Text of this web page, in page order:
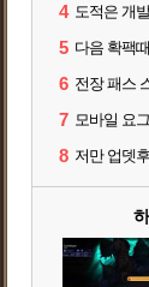
4
5 다음 확팩
6
7
8 저만 업뎃